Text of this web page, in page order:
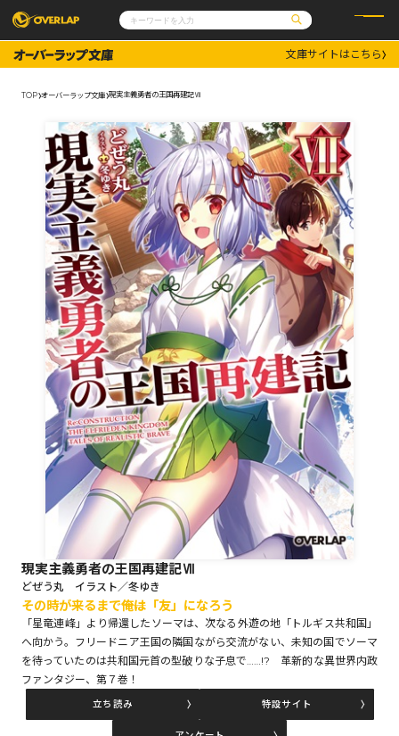
コミックガルド
コミッククリエ
その他
コミックエッセイ
ポケットモンスター
アニメ
ゲーム
通販・NEWS
OVERLAP STORE
オーバーラップ広報室
企業
会社概要
採用情報
アクセス
オーバーラップホールディングス
お問い合わせはこちら
オーバーラップ文庫
オーバーラップノベルス
オーバーラップノベルスf
ロサージュノベルス
コミックガルド
コミッククリエ
リキューレ
文庫サイトはこちら
TOP オーバーラップ文庫 現実主義勇者の王国再建記Ⅶ
現実主義勇者の王国再建記Ⅶ
どぜう丸 イラスト／冬ゆき
その時が来るまで――俺は「友」になろう
「星竜連峰」より帰還したソーマは、次なる外遊の地「トルギス共和国」
へ向かう。フリードニア王国の隣国ながら交流がない、未知の国でソーマ
を待っていたのは共和国元首の型破りな子息で……!? 革新的な異世界内政
ファンタジー、第７巻！
立ち読み 特設サイト